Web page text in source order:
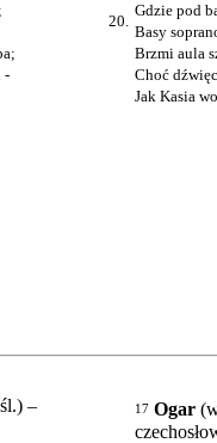
-
20.
Gdzie pod
Basy
Brzmi aula
Choć
Jak Kasia
–
17 Ogar